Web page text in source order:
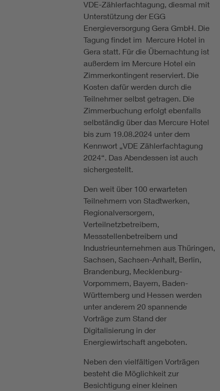
VDE-Zählerfachtagung, diesmal mit
Unterstützung der EGG
Energieversorgung Gera GmbH. Die
Tagung findet im Mercure Hotel in
Gera statt. Für die Übernachtung ist
außerdem im Mercure Hotel ein
Zimmerkontingent reserviert. Die
Kosten dafür werden durch die
Teilnehmer selbst getragen. Die
Zimmerbuchung erfolgt ebenfalls
selbständig über das Mercure Hotel
bis zum 19.08.2024 unter dem
Kennwort „VDE Zählerfachtagung
2024“. Das Abendessen ist auch
sichergestellt.
Den weit über 100 erwarteten
Teilnehmern von Stadtwerken,
Regionalversorgern,
Verteilnetzbetreibern,
Messstellenbetreibern und
Industrieunternehmen aus Thüringen,
Sachsen, Sachsen-Anhalt, Berlin,
Brandenburg, Mecklenburg-
Vorpommern, Bayern, Baden-
Württemberg und Hessen werden
unter anderem 20 spannende
Vorträge zum Stand der
Digitalisierung in der
Energiewirtschaft angeboten.
Neben den vielfältigen Vorträgen
besteht die Möglichkeit zur
Besichtigung einer kleinen